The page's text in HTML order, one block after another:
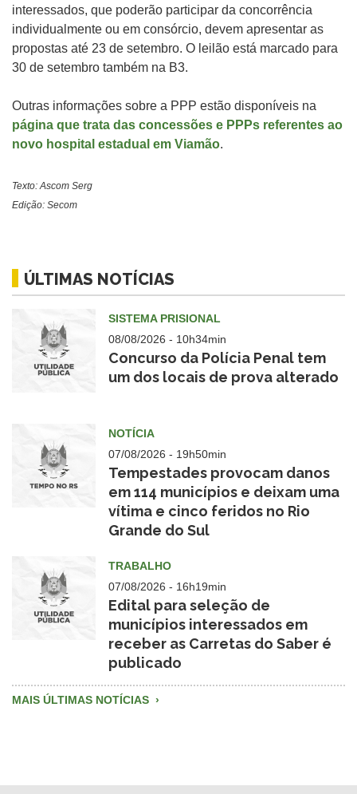
interessados, que poderão participar da concorrência
individualmente ou em consórcio, devem apresentar as
propostas até 23 de setembro. O leilão está marcado para
30 de setembro também na B3.
Outras informações sobre a PPP estão disponíveis na
página que trata das concessões e PPPs referentes ao
novo hospital estadual em Viamão.
Texto: Ascom Serg
Edição: Secom
ÚLTIMAS NOTÍCIAS
Pública
SISTEMA PRISIONAL
08/08/2026 - 10h34min
Concurso da Polícia Penal tem
um dos locais de prova alterado
NOTÍCIA
07/08/2026 - 19h50min
Tempestades provocam danos
em 114 municípios e deixam uma
vítima e cinco feridos no Rio
Grande do Sul
Pública
TRABALHO
07/08/2026 - 16h19min
Edital para seleção de
municípios interessados em
receber as Carretas do Saber é
publicado
MAIS ÚLTIMAS NOTÍCIAS